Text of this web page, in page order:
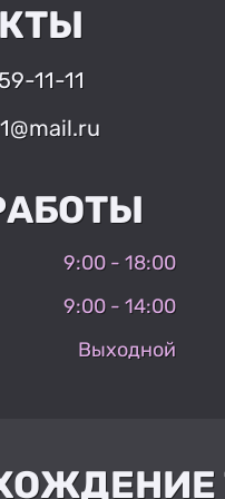
11-11
9:00 - 18:00
9:00 - 14:00
Выходной